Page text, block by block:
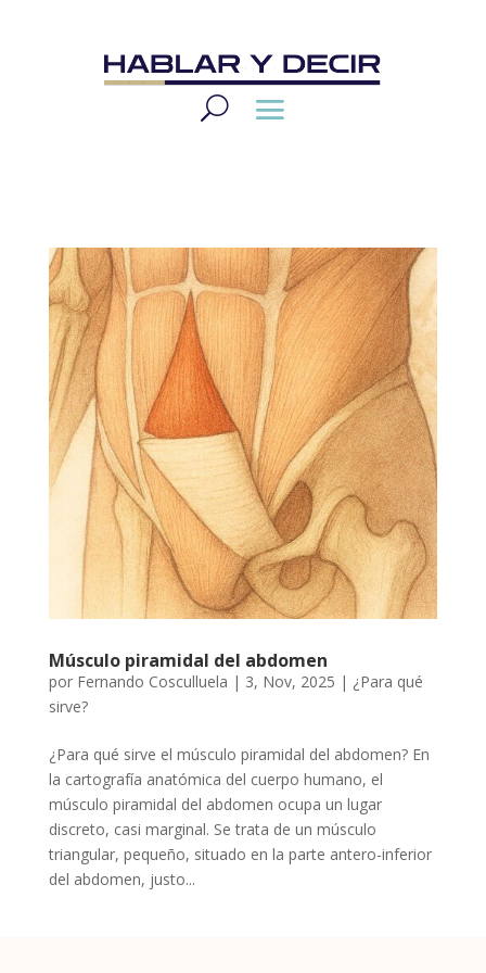
Músculo piramidal del abdomen
por Fernando Cosculluela | 3, Nov, 2025 | ¿Para qué
sirve?
¿Para qué sirve el músculo piramidal del abdomen? En
la cartografía anatómica del cuerpo humano, el
músculo piramidal del abdomen ocupa un lugar
discreto, casi marginal. Se trata de un músculo
triangular, pequeño, situado en la parte antero-inferior
del abdomen, justo...